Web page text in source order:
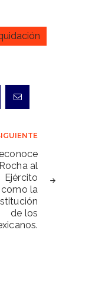
Rocha al
Ejército
como la
de los